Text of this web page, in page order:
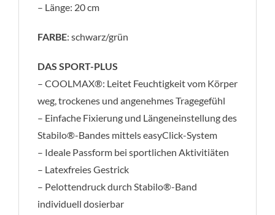
– Länge: 20 cm
FARBE: schwarz/grün
DAS SPORT-PLUS
– COOLMAX®: Leitet Feuchtigkeit vom Körper
weg, trockenes und angenehmes Tragegefühl
– Einfache Fixierung und Längeneinstellung des
Stabilo®-Bandes mittels easyClick-System
– Ideale Passform bei sportlichen Aktivitiäten
– Latexfreies Gestrick
– Pelottendruck durch Stabilo®-Band
individuell dosierbar